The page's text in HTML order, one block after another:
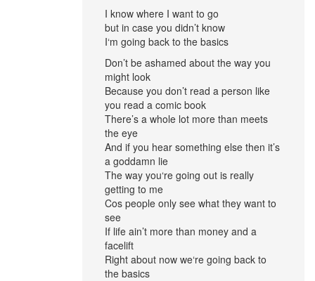
I know where I want to go
but in case you didn’t know
I‘m going back to the basics
Don’t be ashamed about the way you
might look
Because you don’t read a person like
you read a comic book
There’s a whole lot more than meets
the eye
And if you hear something else then it’s
a goddamn lie
The way you‘re going out is really
getting to me
Cos people only see what they want to
see
If life ain’t more than money and a
facelift
Right about now we‘re going back to
the basics